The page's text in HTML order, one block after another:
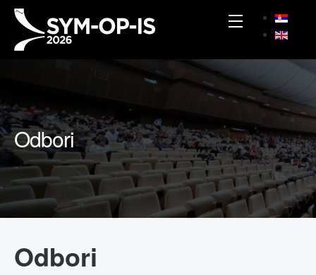
Odbori
Odbori